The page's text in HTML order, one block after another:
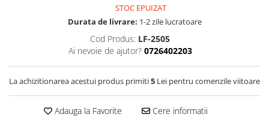
Bumbac Tip Damasc
Cearceaf normal 4 piese
Cearceaf cu elastic 4 piese
Cearceaf normal 6 piese
Cearceaf cu elastic 6 piese
Lenjerii De Pat Cocolino
Cearceaf normal 4 piese
Huse De Pat Catifea / Topper -
Huse De Pat Catifea / Topper -
Huse De Pat Cocolino
Huse De Pat Cocolino Tricotate
Huse De Pat Tricotate 140x200cm
STOC EPUIZAT
Durata de livrare: 1-2 zile lucratoare
Cod Produs: LF-2505
Ai nevoie de ajutor? 0726402203
La achizitionarea acestui produs primiti5 Lei pentru comenzile viitoare
Adauga la Favorite Cere informatii